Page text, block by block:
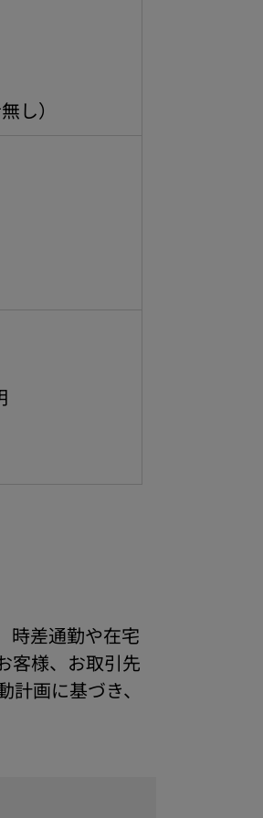
し）
時差通勤や在宅
客様、お取引先
画に基づき、